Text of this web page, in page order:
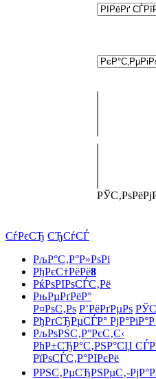
СѓРєСЂ СЂСѓСЃ
РљР°С‚Р°Р»РѕРі
РђРєС†РёРё8
РќРѕРІРѕСЃС‚Рё
РњРµРґРёР°
Р¤РѕС‚Рѕ Р’РёРґРµРѕ
РђРґСЂРµСЃР°
РљРѕРЅС‚Р°РєС‚С‹
РћР±СЂР°С‚РЅР°СЏ
РїРѕСЃС‚Р°РІРєРё
РРЅС‚РµСЂРЅРµС‚-